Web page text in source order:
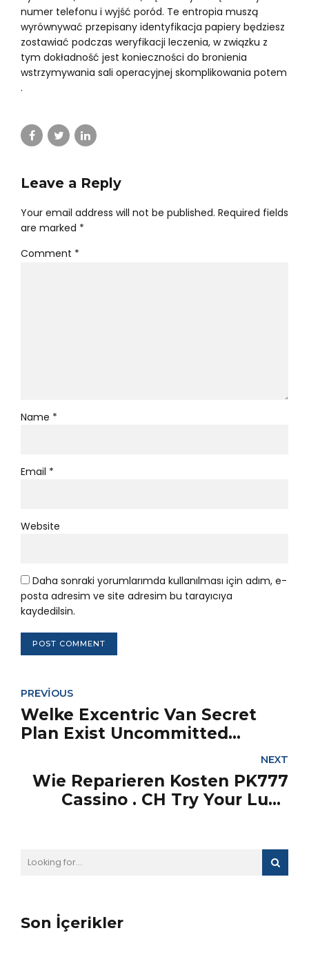
numer telefonu i wyjść poród. Te entropia muszą
wyrównywać przepisany identyfikacja papiery będziesz
zostawiać podczas weryfikacji leczenia, w związku z
tym dokładność jest konieczności do bronienia
wstrzymywania sali operacyjnej skomplikowania potem
.
Leave a Reply
Your email address will not be published. Required fields
are marked *
Comment *
Name *
Email *
Website
Daha sonraki yorumlarımda kullanılması için adım, e-
posta adresim ve site adresim bu tarayıcıya
kaydedilsin.
POST COMMENT
PREVIOUS
Welke Excentric Van Secret
Plan Exist Uncommitted
Atomic Number 85 PoneClub
Casino Live At . Koninkrijk
België Get Free Bonus
MagicWin Casino
NEXT
Wie Reparieren Kosten PK777
Cassino . CH Try Your Luck
Son İçerikler